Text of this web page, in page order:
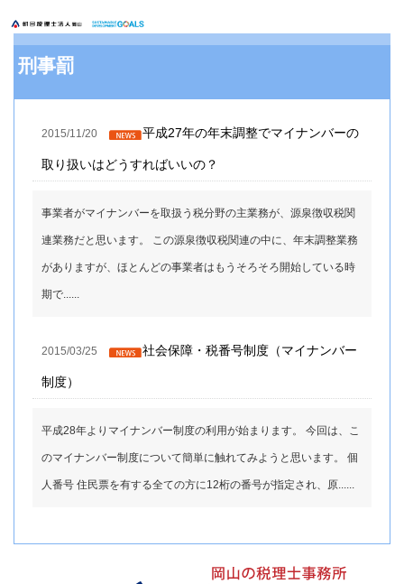
刑事罰
2015/11/20 平成27年の年末調整でマイナンバーの
取り扱いはどうすればいいの？
事業者がマイナンバーを取扱う税分野の主業務が、源泉徴収税関
連業務だと思います。 この源泉徴収税関連の中に、年末調整業務
がありますが、ほとんどの事業者はもうそろそろ開始している時
期で......
2015/03/25 社会保障・税番号制度（マイナンバー
制度）
平成28年よりマイナンバー制度の利用が始まります。 今回は、こ
のマイナンバー制度について簡単に触れてみようと思います。 個
人番号 住民票を有する全ての方に12桁の番号が指定され、原......